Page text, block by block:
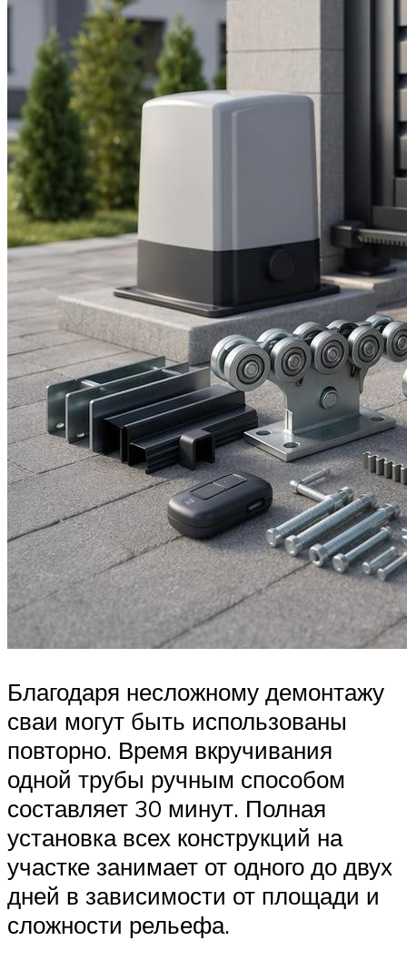
Благодаря несложному демонтажу
сваи могут быть использованы
повторно. Время вкручивания
одной трубы ручным способом
составляет 30 минут. Полная
установка всех конструкций на
участке занимает от одного до двух
дней в зависимости от площади и
сложности рельефа.